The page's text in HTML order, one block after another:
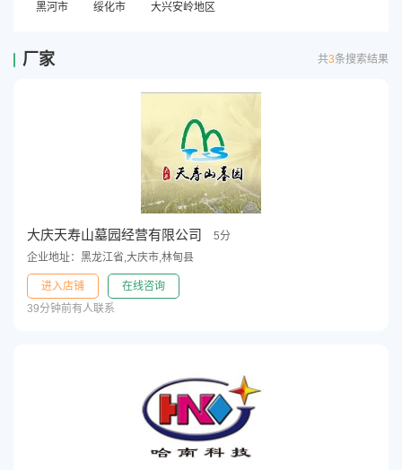
黑河市 绥化市 大兴安岭地区
厂家 共3条搜索结果
大庆天寿山墓园经营有限公司
5分
企业地址：黑龙江省,大庆市,林甸县
进入店铺
在线咨询
39分钟前有人联系